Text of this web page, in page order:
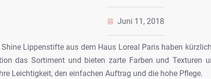
Juni 11, 2018
Lippenstifte aus dem Haus Loreal Paris haben kürzlich
das Sortiment und bieten zarte Farben und Texturen
Leichtigkeit, den einfachen Auftrag und die hohe Pflege.